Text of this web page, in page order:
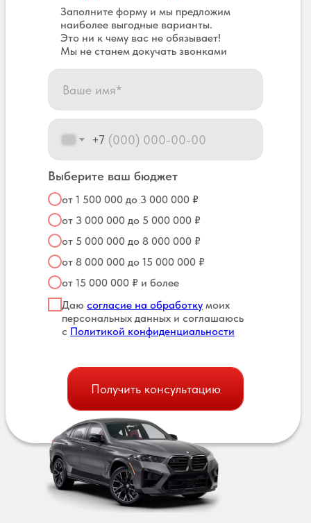
Заполните форму и мы предложим
наиболее выгодные варианты.
Это ни к чему вас не обязывает!
Мы не станем докучать звонками
+7
Выберите ваш бюджет
от 1 500 000 до 3 000 000 ₽
от 3 000 000 до 5 000 000 ₽
от 5 000 000 до 8 000 000 ₽
от 8 000 000 до 15 000 000 ₽
от 15 000 000 ₽ и более
Даю согласие на обработку моих
персональных данных и соглашаюсь
с Политикой конфиденциальности
Получить консультацию